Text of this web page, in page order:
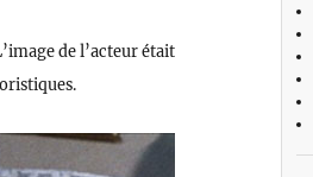
de l’acteur était